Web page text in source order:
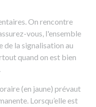
On rencontre
vous, l'ensemble
de la signalisation au
quand on est bien
(en jaune) prévaut
Lorsqu’elle est